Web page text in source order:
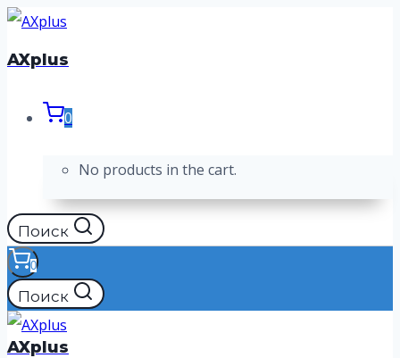
Перейти
к
AXplus
0
No products in the cart.
Поиск
0
Поиск
AXplus